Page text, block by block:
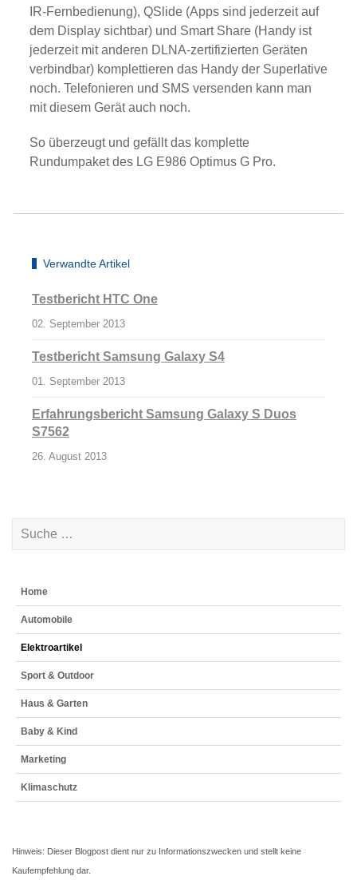
IR-Fernbedienung), QSlide (Apps sind jederzeit auf
dem Display sichtbar) und Smart Share (Handy ist
jederzeit mit anderen DLNA-zertifizierten Geräten
verbindbar) komplettieren das Handy der Superlative
noch. Telefonieren und SMS versenden kann man
mit diesem Gerät auch noch.
So überzeugt und gefällt das komplette
Rundumpaket des LG E986 Optimus G Pro.
Verwandte Artikel
Testbericht HTC One
02. September 2013
Testbericht Samsung Galaxy S4
01. September 2013
Erfahrungsbericht Samsung Galaxy S Duos
S7562
26. August 2013
Home
Automobile
Elektroartikel
Sport & Outdoor
Haus & Garten
Baby & Kind
Marketing
Klimaschutz
Hinweis: Dieser Blogpost dient nur zu Informationszwecken und stellt keine
Kaufempfehlung dar.